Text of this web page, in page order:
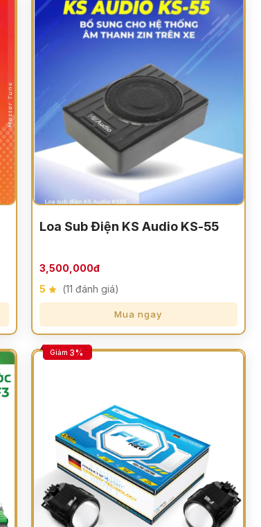
Loa Sub Điện KS Audio KS-55
3,500,000đ
5
(11 đánh giá)
Mua ngay
Giảm 3%